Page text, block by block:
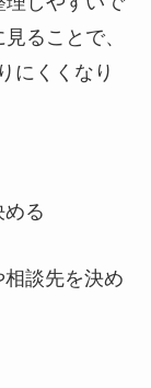
ることで、
にくくなり
る
談先を決め